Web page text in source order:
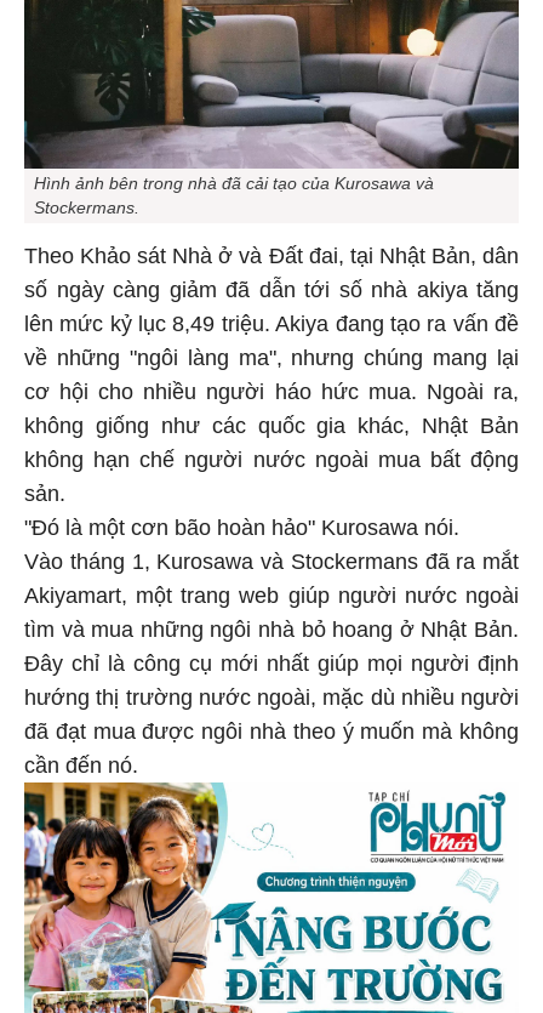
Hình ảnh bên trong nhà đã cải tạo của Kurosawa và
Stockermans.
Theo Khảo sát Nhà ở và Đất đai, tại Nhật Bản, dân
số ngày càng giảm đã dẫn tới số nhà akiya tăng
lên mức kỷ lục 8,49 triệu. Akiya đang tạo ra vấn đề
về những "ngôi làng ma", nhưng chúng mang lại
cơ hội cho nhiều người háo hức mua. Ngoài ra,
không giống như các quốc gia khác, Nhật Bản
không hạn chế người nước ngoài mua bất động
sản.
"Đó là một cơn bão hoàn hảo" Kurosawa nói.
Vào tháng 1, Kurosawa và Stockermans đã ra mắt
Akiyamart, một trang web giúp người nước ngoài
tìm và mua những ngôi nhà bỏ hoang ở Nhật Bản.
Đây chỉ là công cụ mới nhất giúp mọi người định
hướng thị trường nước ngoài, mặc dù nhiều người
đã đạt mua được ngôi nhà theo ý muốn mà không
cần đến nó.